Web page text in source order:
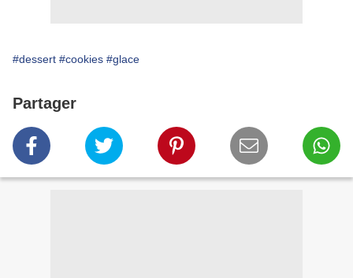
#dessert #cookies #glace
Partager